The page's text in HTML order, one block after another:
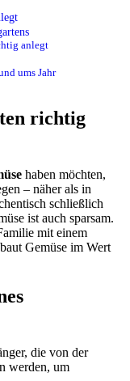
anlegt
ums Jahr
richtig
haben möchten,
– näher als in
schließlich
ist auch sparsam.
mit einem
Gemüse im Wert
die von der
werden, um